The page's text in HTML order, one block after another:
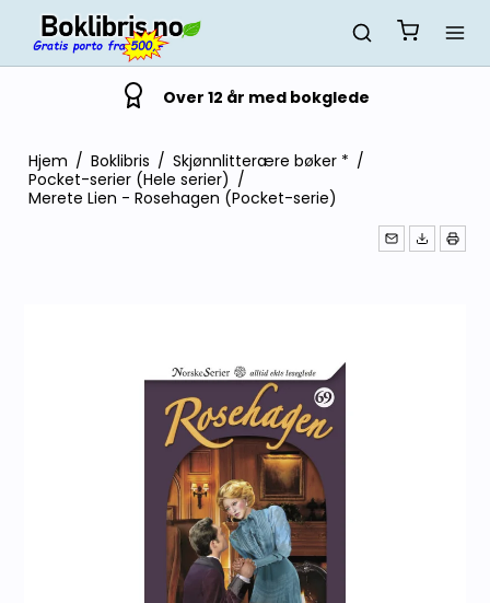
Over 12 år med bokglede
Hjem / Boklibris / Skjønnlitterære bøker * /
Pocket-serier (Hele serier) /
Merete Lien - Rosehagen (Pocket-serie)